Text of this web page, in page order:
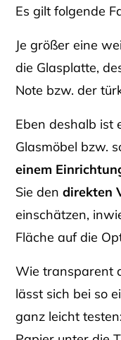
Es gilt folgende
Je größer eine
die Glasplatte,
Note bzw. der
Eben deshalb ist
Glasmöbel bzw.
einem
Sie dendirekten
einschätzen,
Fläche auf die
Wie transparent
lässt sich bei so
ganz leicht